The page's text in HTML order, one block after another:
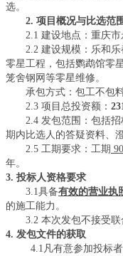
选。
2. 项目概况与 比选范
2.1 建设地点：重庆
2.2 建设规模：乐和
零星工程，包括鹦鹉馆零
笼舍钢网等零星维修。
承包方式：包工不包料
2.3 项目总投资额：
2.4 发包范围：包括
期内比选人的答疑资料、
2.5 工期要求：工期 90
年。
3. 投标人资格要求
3.1具备有效的营业执
的施工能力。
3.2 本次发包不接受联
4. 发包文件的获取
4.1 凡有意参加投标